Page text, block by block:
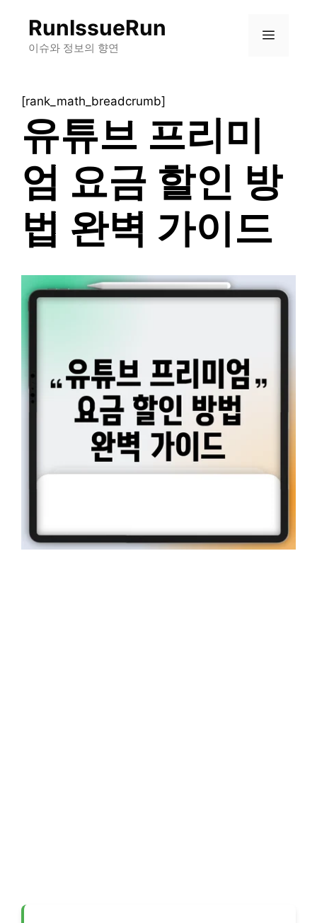
RunIssueRun
이슈와 정보의 향연
메
[rank_math_breadcrumb]
유튜브 프리미
엄 요금 할인 방
법 완벽 가이드